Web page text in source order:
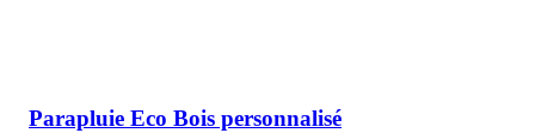
Parapluie Eco Bois personnalisé